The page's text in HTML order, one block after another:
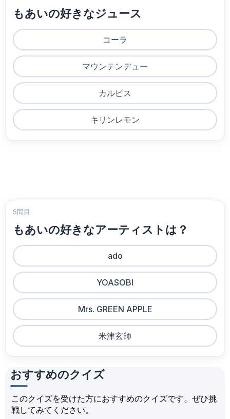
もあいの好きなジュース
コーラ
マウンテンデュー
カルピス
キリンレモン
5問目:
もあいの好きなアーティストは？
ado
YOASOBI
Mrs. GREEN APPLE
米津玄師
おすすめのクイズ
このクイズを受けた方におすすめのクイズです。ぜひ挑
戦してみてください。